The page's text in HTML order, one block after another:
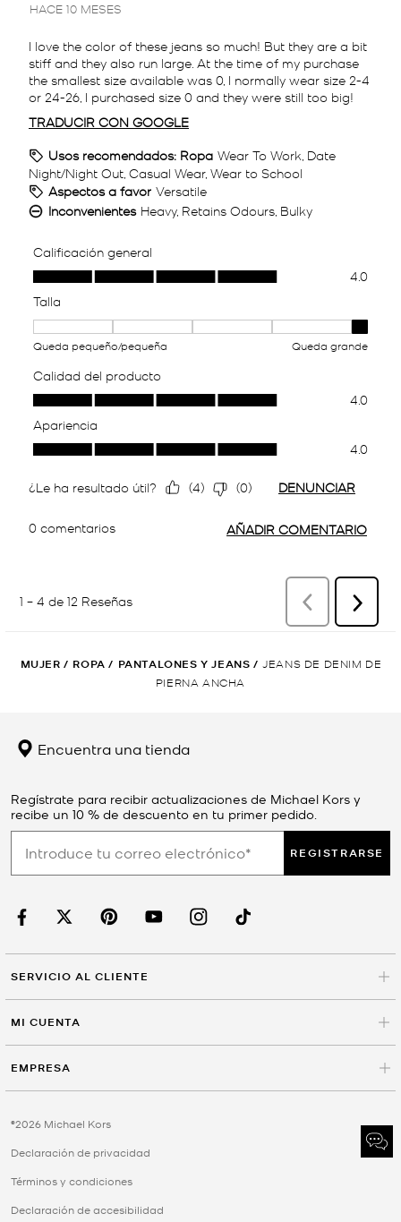
MUJER / ROPA / PANTALONES Y JEANS / JEANS DE DENIM DE
PIERNA ANCHA
Encuentra una tienda
Regístrate para recibir actualizaciones de Michael Kors y
recibe un 10 % de descuento en tu primer pedido.
REGISTRARSE
SERVICIO AL CLIENTE
MI CUENTA
EMPRESA
©2026 Michael Kors
Declaración de privacidad
Términos y condiciones
Declaración de accesibilidad